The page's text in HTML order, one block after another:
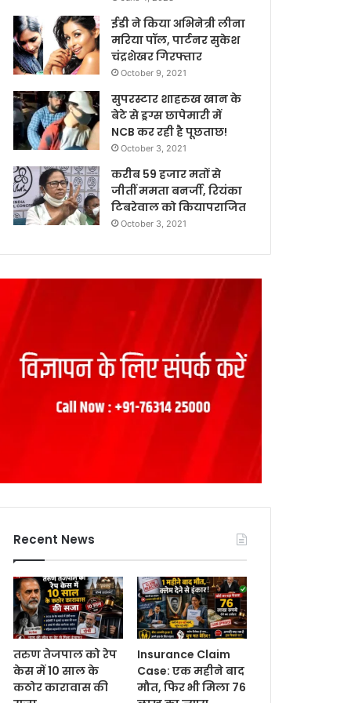
ईडी ने किया अभिनेत्री लीना
मरिया पॉल, पार्टनर सुकेश
चंद्रशेखर गिरफ्तार
October 9, 2021
सुपरस्टार शाहरुख खान के
बेटे से ड्रग्स छापेमारी में
NCB कर रही है पूछताछ!
October 3, 2021
करीब 59 हजार मतों से
जीतीं ममता बनर्जी, रियंका
टिबरेवाल को कियापराजित
October 3, 2021
Recent News
तरुण तेजपाल को रेप
केस में 10 साल के
कठोर कारावास की
Insurance Claim
Case: एक महीने बाद
मौत, फिर भी मिला 76